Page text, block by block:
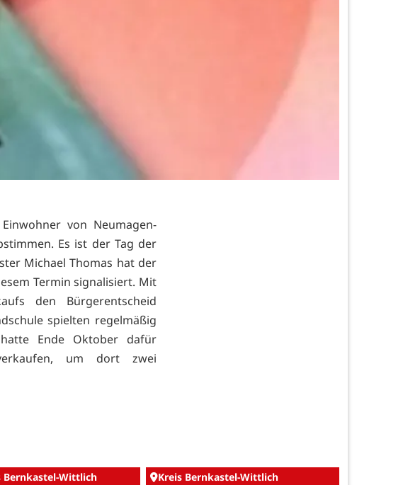
von Neumagen-
Es ist der Tag der
Michael Thomas hat der
Termin signalisiert. Mit
den Bürgerentscheid
spielten regelmäßig
Ende Oktober dafür
um dort zwei
Bernkastel-Wittlich Kreis Bernkastel-Wittlich